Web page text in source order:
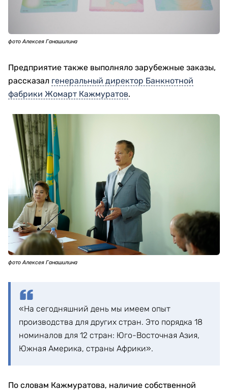
фото Алексея Ганашилина
Предприятие также выполняло зарубежные заказы,
рассказал генеральный директор Банкнотной
фабрики Жомарт Кажмуратов.
фото Алексея Ганашилина
«На сегодняшний день мы имеем опыт
производства для других стран. Это порядка 18
номиналов для 12 стран: Юго-Восточная Азия,
Южная Америка, страны Африки».
По словам Кажмуратова, наличие собственной